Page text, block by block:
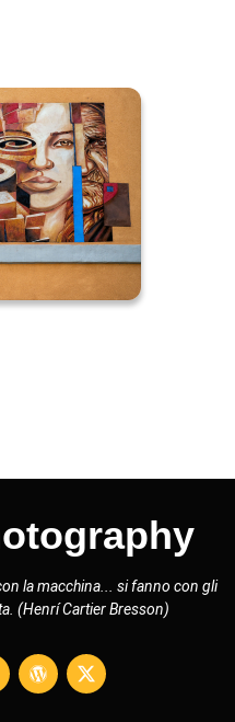
la macchina... si fanno con gli
(Henrí Cartier Bresson)